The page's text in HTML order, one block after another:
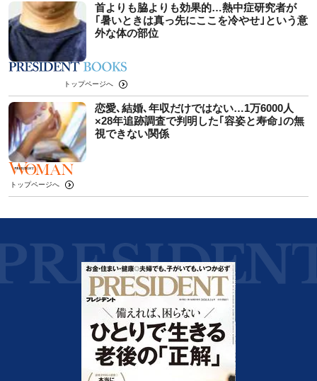
首よりも脇よりも効果的…熱中症研究者が
｢暑いときは真っ先にここを冷やせ｣という意
外な体の部位
トップページへ
恋愛､結婚､年収だけではない…1万6000人
×28年追跡調査で判明した｢容姿と寿命｣の無
視できない関係
トップページへ